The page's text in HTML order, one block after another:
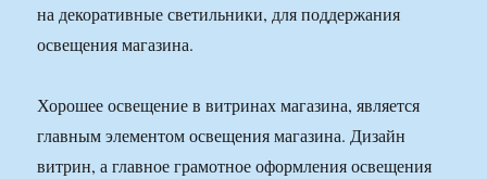
на декоративные светильники, для поддержания
освещения магазина.
Хорошее освещение в витринах магазина, является
главным элементом освещения магазина. Дизайн
витрин, а главное грамотное оформления освещения